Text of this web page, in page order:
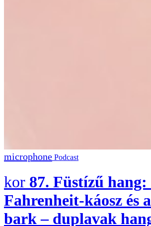
Podcast
87. Füstízű hang:
Fahrenheit-káosz és
bark – duplavak